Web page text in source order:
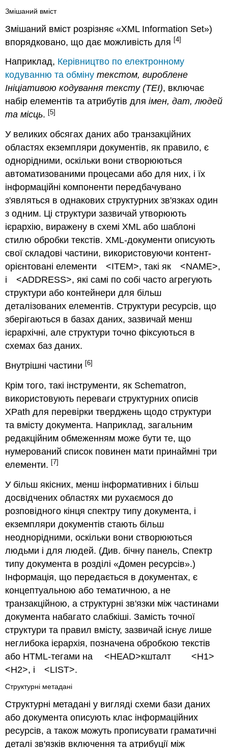
Змішаний вміст
Змішаний вміст розрізняє «XML Information Set»)
впорядковано, що дає можливість для [4]
Наприклад, Керівництво по електронному
кодуванню та обміну текстом, вироблене
Ініціативою кодування тексту(TEI), включає
набір елементів та атрибутів дляімен, дат, людей
та місць. [5]
У великих обсягах даних або транзакційних
областях екземпляри документів, як правило, є
однорідними, оскільки вони створюються
автоматизованими процесами або для них, і їх
інформаційні компоненти передбачувано
з'являться в однакових структурних зв'язках один
з одним. Ці структури зазвичай утворюють
ієрархію, виражену в схеміXMLабо шаблоні
стилю обробки текстів.XML-документи описують
свої складові частини, використовуючи контент-
орієнтовані елементи
<ITEM>, такі як
<NAME>,
і
<ADDRESS>, які самі по собі часто агрегують
структури або контейнери для більш
деталізованих елементів. Структури ресурсів, що
зберігаються в базах даних, зазвичай менш
ієрархічні, але структури точно фіксуються в
схемах баз даних.
Внутрішні частини [6]
Крім того, такі інструменти, як Schematron,
використовують переваги структурних описів
XPath для перевірки тверджень щодо структури
та вмісту документа. Наприклад, загальним
редакційним обмеженням може бути те, що
нумерований список повинен мати принаймні три
елементи. [7]
У більш якісних, менш інформативних і більш
досвідчених областях ми рухаємося до
розповідного кінця спектру типу документа, і
екземпляри документів стають більш
неоднорідними, оскільки вони створюються
людьми і для людей. (Див. бічну панель, Спектр
типу документа в розділі «Домен ресурсів».)
Інформація, що передається в документах, є
концептуальною або тематичною, а не
транзакційною, а структурні зв'язки між частинами
документа набагато слабкіші. Замість точної
структури та правил вмісту, зазвичай існує лише
неглибока ієрархія, позначена обробкою текстів
або HTML-тегами на <HEAD>кшталт
<H1>
<H2>, і
<LIST>.
Структурні метадані
Структурні метадані у вигляді схеми бази даних
або документа описують клас інформаційних
ресурсів, а також можуть прописувати граматичні
деталі зв'язків включення та атрибуції між